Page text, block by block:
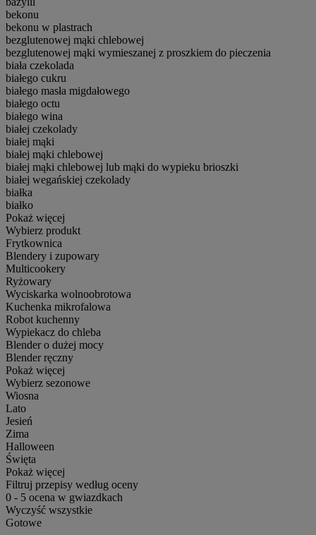
bekonu
bekonu w plastrach
bezglutenowej mąki chlebowej
bezglutenowej mąki wymieszanej z proszkiem do pieczenia
biała czekolada
białego cukru
białego masła migdałowego
białego octu
białego wina
białej czekolady
białej mąki
białej mąki chlebowej
białej mąki chlebowej lub mąki do wypieku brioszki
białej wegańskiej czekolady
białka
białko
Pokaż więcej
Wybierz produkt
Frytkownica
Blendery i zupowary
Multicookery
Ryżowary
Wyciskarka wolnoobrotowa
Kuchenka mikrofalowa
Robot kuchenny
Wypiekacz do chleba
Blender o dużej mocy
Blender ręczny
Pokaż więcej
Wybierz sezonowe
Wiosna
Lato
Jesień
Zima
Halloween
Święta
Pokaż więcej
Filtruj przepisy według oceny
0 - 5 ocena w gwiazdkach
Wyczyść wszystkie
Gotowe